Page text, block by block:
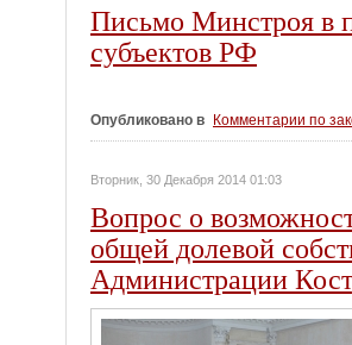
Письмо Минстроя в
субъектов РФ
Опубликовано в Комментарии по
Вторник, 30 Декабря 2014 01:03
Вопрос о
общей долевой
Администрации